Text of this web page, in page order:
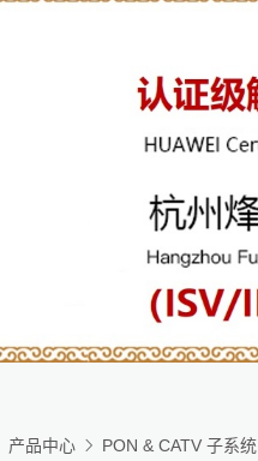
产品中心  PON & CATV 子系统